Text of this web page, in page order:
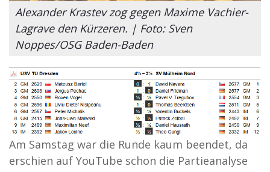
Alexander Krastev zog gegen Maxime Vachier-
Lagrave den Kürzeren. | Foto: Sven
Noppes/OSG Baden-Baden
Am Samstag war die Runde kaum beendet, da
erschien auf YouTube schon die Partieanalyse